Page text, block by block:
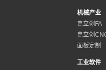
机械产业
嘉立创FA
嘉立创
面板定制
工业软件